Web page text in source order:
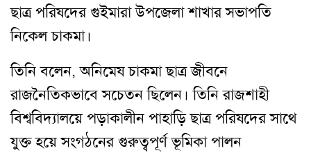
ছাত্র পরিষদের গুইমারা উপজেলা শাখার সভাপতি
নিকেল চাকমা।
তিনি বলেন, অনিমেষ চাকমা ছাত্র জীবনে
রাজনৈতিকভাবে সচেতন ছিলেন। তিনি রাজশাহী
বিশ্ববিদ্যালয়ে পড়াকালীন পাহাড়ি ছাত্র পরিষদের সাথে
যুক্ত হয়ে সংগঠনের গুরুত্বপূর্ণ ভূমিকা পালন